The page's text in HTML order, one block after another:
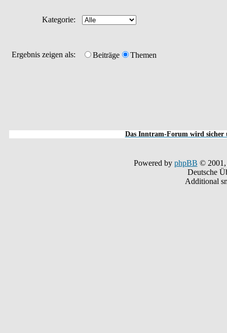
Kategorie:
Ergebnis zeigen als: Beiträge Themen
Das Inntram-Forum wird sicher
Powered by phpBB © 2001,
Deutsche
Additional